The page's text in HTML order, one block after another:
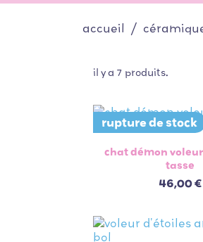
accueil
il y a 7 produits.
 aperçu
chat démon
tasse
46,00 €
rupture de stock